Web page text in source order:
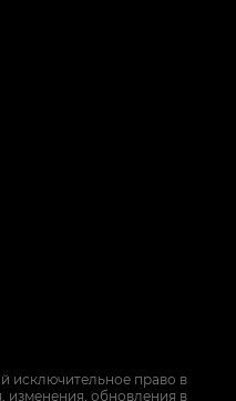
исключительное право в
изменения, обновления в